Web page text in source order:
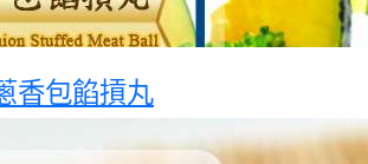
香包餡摃丸